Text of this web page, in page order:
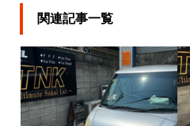
関連記事一覧